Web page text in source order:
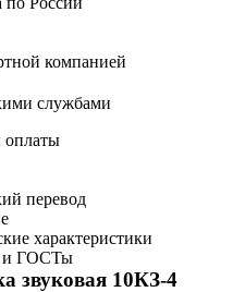
компанией
службами
перевод
характеристики
и ГОСТы
звуковая 10КЗ-4